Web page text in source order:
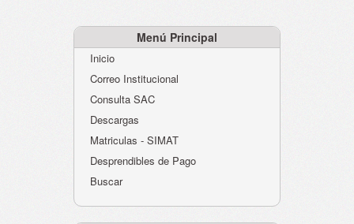
Atención al Ciudadano
Instituciones Educativas
Despacho Secretaría
Evaluación desempeño
Humano-Cesantías
Menú Principal
Inicio
Correo Institucional
Consulta SAC
Descargas
Matriculas - SIMAT
Desprendibles de Pago
Buscar